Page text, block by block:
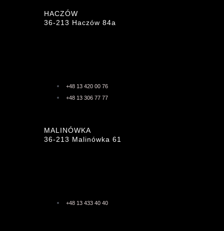
HACZÓW
36-213 Haczów 84a
+48 13 420 00 76
+48 13 306 77 77
MALINÓWKA
36-213 Malinówka 61
+48 13 433 40 40